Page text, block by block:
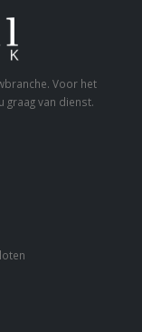
Voor het
graag van dienst.